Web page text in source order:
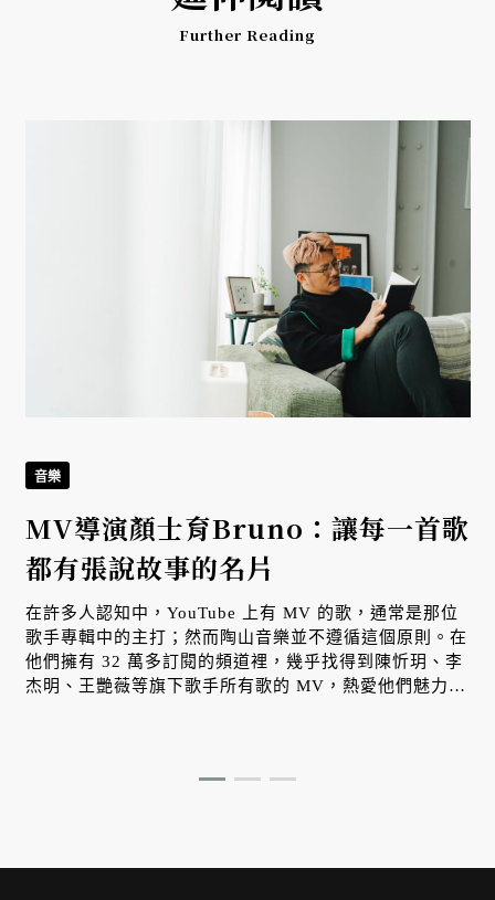
Further Reading
音樂
MV導演顏士育Bruno：讓每一首歌
都有張說故事的名片
在許多人認知中，YouTube 上有 MV 的歌，通常是那位
歌手專輯中的主打；然而陶山音樂並不遵循這個原則。在
他們擁有 32 萬多訂閱的頻道裡，幾乎找得到陳忻玥、李
杰明、王艷薇等旗下歌手所有歌的 MV，熱愛他們魅力嗓